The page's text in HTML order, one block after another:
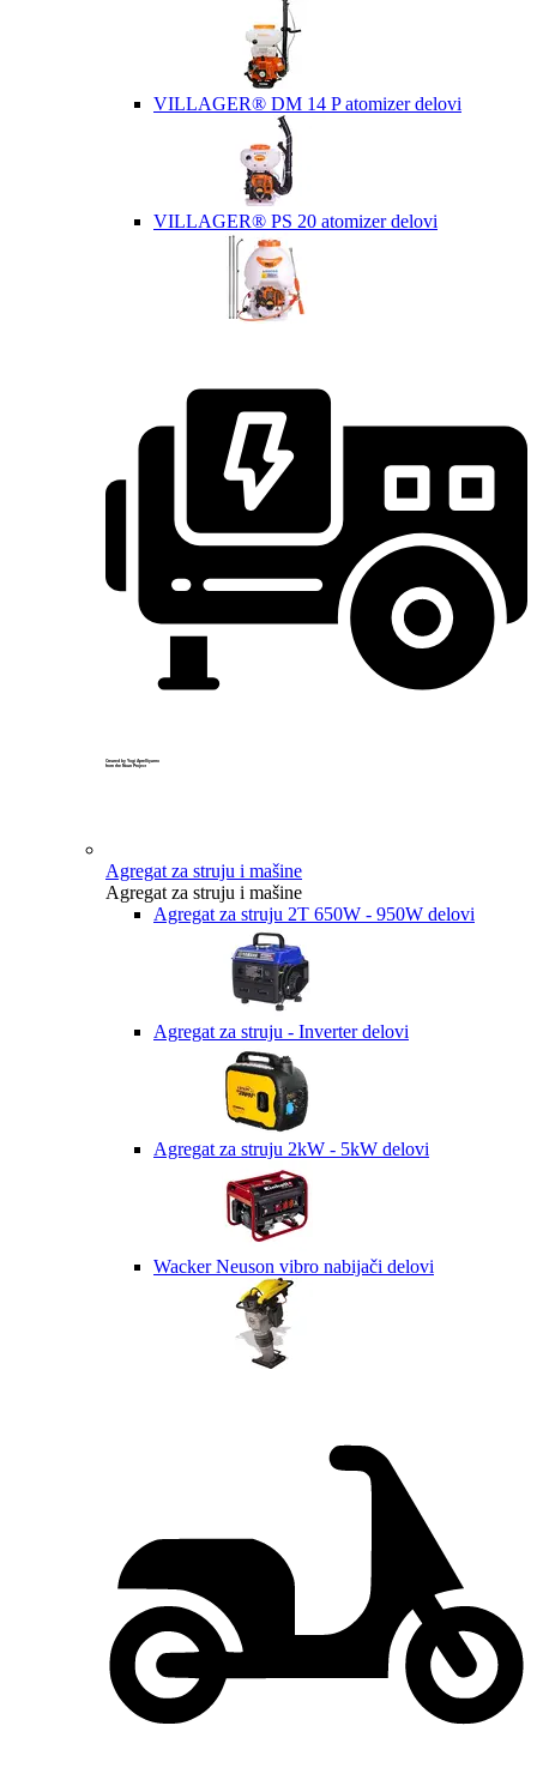
VILLAGER® DM 14 P atomizer delovi
VILLAGER® PS 20 atomizer delovi
Created by Yogi Aprelliyanto
from the Noun Project
Agregat za struju i mašine
Agregat za struju i mašine
Agregat za struju 2T 650W - 950W delovi
Agregat za struju - Inverter delovi
Agregat za struju 2kW - 5kW delovi
Wacker Neuson vibro nabijači delovi